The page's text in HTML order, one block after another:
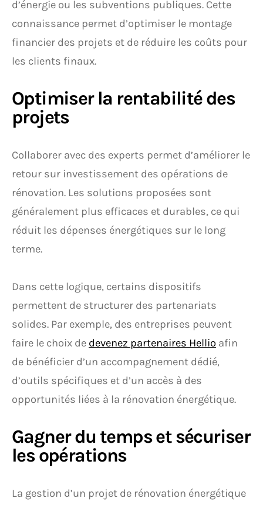
d’énergie ou les subventions publiques. Cette
connaissance permet d’optimiser le montage
financier des projets et de réduire les coûts pour
les clients finaux.
Optimiser la rentabilité des
projets
Collaborer avec des experts permet d’améliorer le
retour sur investissement des opérations de
rénovation. Les solutions proposées sont
généralement plus efficaces et durables, ce qui
réduit les dépenses énergétiques sur le long
terme.
Dans cette logique, certains dispositifs
permettent de structurer des partenariats
solides. Par exemple, des entreprises peuvent
faire le choix de devenez partenaires Hellio afin
de bénéficier d’un accompagnement dédié,
d’outils spécifiques et d’un accès à des
opportunités liées à la rénovation énergétique.
Gagner du temps et sécuriser
les opérations
La gestion d’un projet de rénovation énergétique